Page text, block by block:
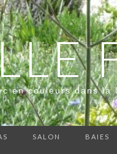
en couleurs dans la
SALON BAIES